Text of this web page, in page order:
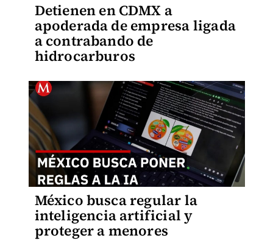
Detienen en CDMX a
apoderada de empresa ligada
a contrabando de
hidrocarburos
México busca regular la
inteligencia artificial y
proteger a menores